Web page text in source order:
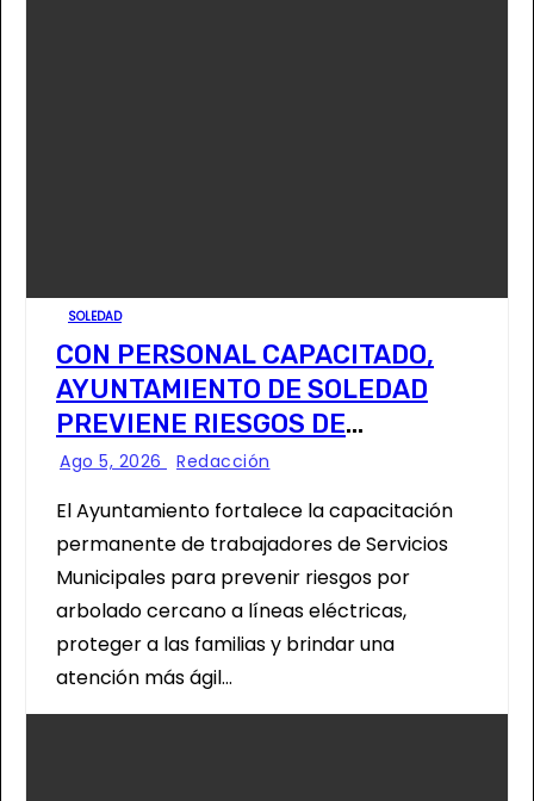
SOLEDAD
CON PERSONAL CAPACITADO,
AYUNTAMIENTO DE SOLEDAD
PREVIENE RIESGOS DE
CABLEADO ELÉCTRICO
Ago 5, 2026 Redacción
El Ayuntamiento fortalece la capacitación
permanente de trabajadores de Servicios
Municipales para prevenir riesgos por
arbolado cercano a líneas eléctricas,
proteger a las familias y brindar una
atención más ágil…